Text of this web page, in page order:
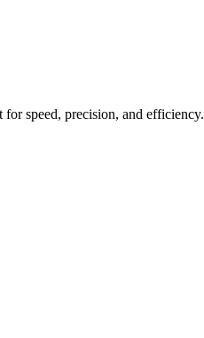
speed, precision, and efficiency.